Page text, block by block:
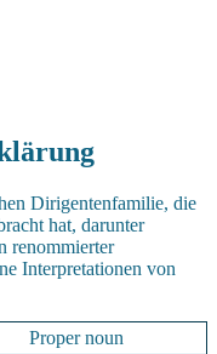
Dirigentenfamilie, die
hat, darunter
renommierter
Interpretationen von
Proper noun